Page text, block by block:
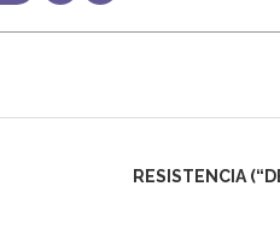
RESISTENCIA